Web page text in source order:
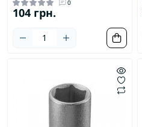
0
104 грн.